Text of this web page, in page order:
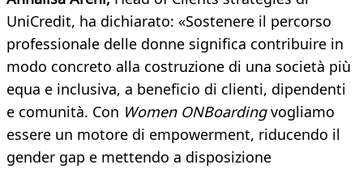
UniCredit, ha dichiarato: «Sostenere il percorso
professionale delle donne significa contribuire in
modo concreto alla costruzione di una società più
equa e inclusiva, a beneficio di clienti, dipendenti
e comunità. Con Women ONBoardingvogliamo
essere un motore di empowerment, riducendo il
gender gap e mettendo a disposizione